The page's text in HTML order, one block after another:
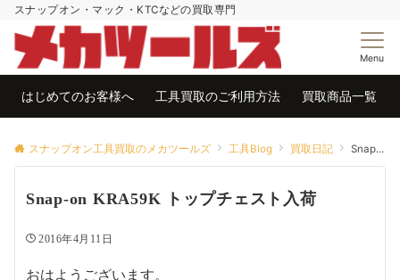
スナップオン・マック・KTCなどの買取専門
Menu
はじめてのお客様へ 工具買取のご利用方法 買取商品一覧
スナップオン工具買取のメカツールズ 工具Blog 買取日記 Snap-on KRA59K トップチェスト入荷
Snap-on KRA59K トップチェスト入荷
2016年4月11日
おはようございます。